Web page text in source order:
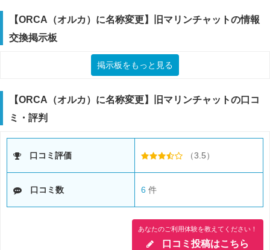
【ORCA（オルカ）に名称変更】旧マリンチャットの情報
交換掲示板
掲示板をもっと見る
【ORCA（オルカ）に名称変更】旧マリンチャットの口コ
ミ・評判
口コミ評価 （3.5）
口コミ数 6 件
あなたのご利用体験を教えてください！
口コミ投稿はこちら